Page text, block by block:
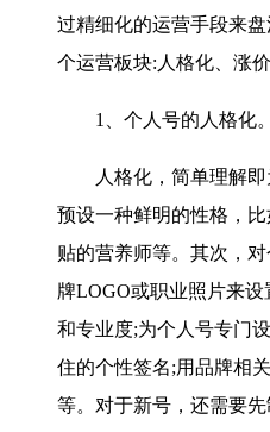
过精细化的运营手段来
个运营板块:人格化、涨
1、个人号的人格化。
人格化，简单理解即
预设一种鲜明的性格，
贴的营养师等。其次，
牌LOGO或职业照片来
和专业度;为个人号专门
住的个性签名;用品牌相
等。对于新号，还需要